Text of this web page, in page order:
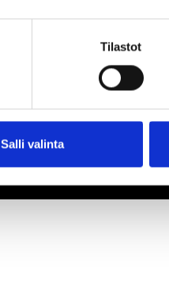
Tilastot
Salli valinta